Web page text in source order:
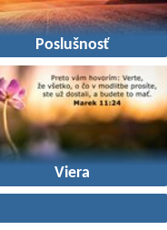
Poslušnosť
Viera